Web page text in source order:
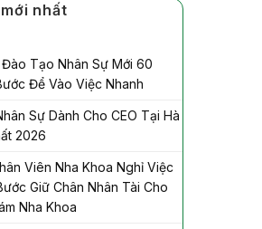
nhất
Tạo Nhân Sự Mới 60
Để Vào Việc Nhanh
Sự Dành Cho CEO Tại Hà
2026
Viên Nha Khoa Nghỉ Việc
Giữ Chân Nhân Tài Cho
Nha Khoa